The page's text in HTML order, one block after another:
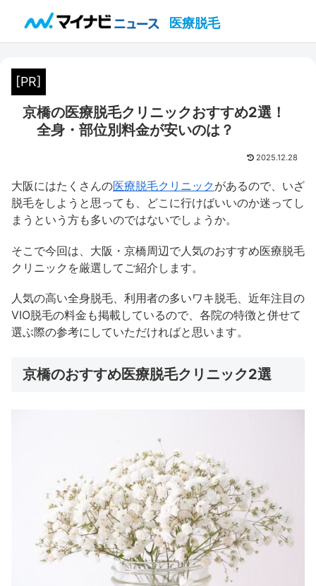
医療脱毛
[PR]
京橋の医療脱毛クリニックおすすめ2選！
全身・部位別料金が安いのは？
2025.12.28
大阪にはたくさんの医療脱毛クリニックがあるので、いざ
脱毛をしようと思っても、どこに行けばいいのか迷ってし
まうという方も多いのではないでしょうか。
そこで今回は、大阪・京橋周辺で人気のおすすめ医療脱毛
クリニックを厳選してご紹介します。
人気の高い全身脱毛、利用者の多いワキ脱毛、近年注目の
VIO脱毛の料金も掲載しているので、各院の特徴と併せて
選ぶ際の参考にしていただければと思います。
京橋のおすすめ医療脱毛クリニック2選